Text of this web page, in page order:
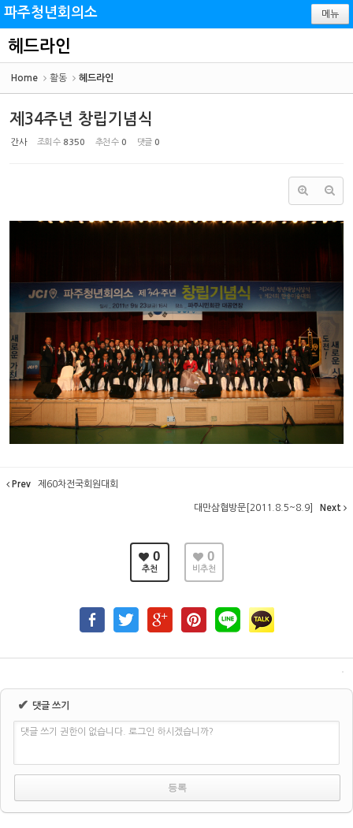
파주청년회의소 메뉴
헤드라인
Home 활동 헤드라인
제34주년 창립기념식
간사 조회 수 8350 추천 수 0 댓글 0
Prev 제60차전국회원대회
대만삼협방문[2011.8.5~8.9] Next
0
추천
0
비추천
✔ 댓글 쓰기
댓글 쓰기 권한이 없습니다. 로그인 하시겠습니까?